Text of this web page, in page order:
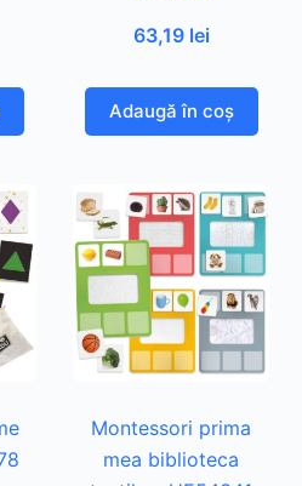
63,19 lei
Adaugă în coș
Montessori prima
mea biblioteca